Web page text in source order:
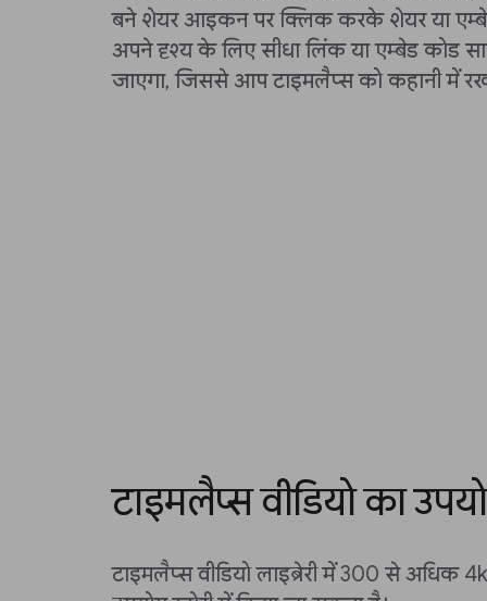
बने शेयर आइकन पर क्लिक करके शेयर या
अपने दृश्य के लिए सीधा लिंक या एम्बेड कोड
जाएगा, जिससे आप टाइमलैप्स को कहानी में
टाइमलैप्स वीडियो का
टाइमलैप्स वीडियो लाइब्रेरी में 300 से अधिक 4k